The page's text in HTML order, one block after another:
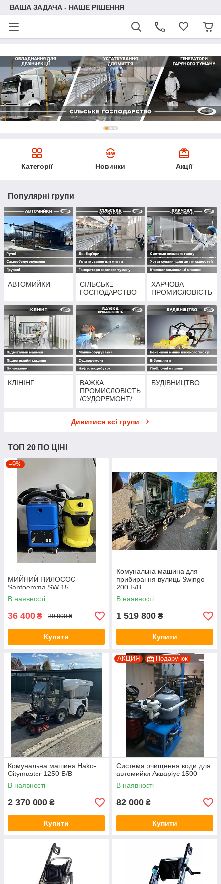
ВАША ЗАДАЧА - НАШЕ РІШЕННЯ
Категорії Новинки Акції
Популярні групи
АВТОМИЙКИ
СІЛЬСЬКЕ
ГОСПОДАРСТВО
ХАРЧОВА
ПРОМИСЛОВІСТЬ
КЛІНІНГ
ВАЖКА
ПРОМИСЛОВІСТЬ
/СУДОРЕМОНТ/
БУДІВНИЦТВО
Дивитися всі групи
ТОП 20 ПО ЦІНІ
–9%
МИЙНИЙ ПИЛОСОС
Santoemma SW 15
В наявності
36 400 ₴ 39 800 ₴
Купити
Комунальна машина для
прибирання вулиць Swingo
200 Б/В
В наявності
1 519 800 ₴
Купити
Комунальна машина Hako-
Citymaster 1250 Б/В
В наявності
2 370 000 ₴
Купити
АКЦИЯ Подарунок
Система очищення води для
автомийки Акваріус 1500
В наявності
82 000 ₴
Купити